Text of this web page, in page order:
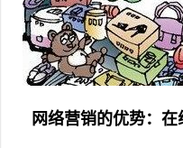
网络营销的优势：在